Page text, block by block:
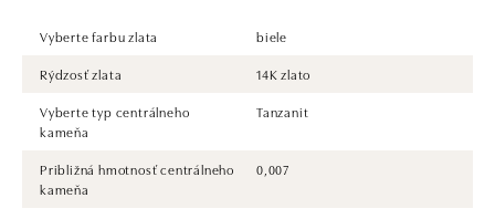
Vyberte farbu zlata
biele
Rýdzosť zlata
14K zlato
Vyberte typ centrálneho
kameňa
Tanzanit
Približná hmotnosť centrálneho
kameňa
0,007